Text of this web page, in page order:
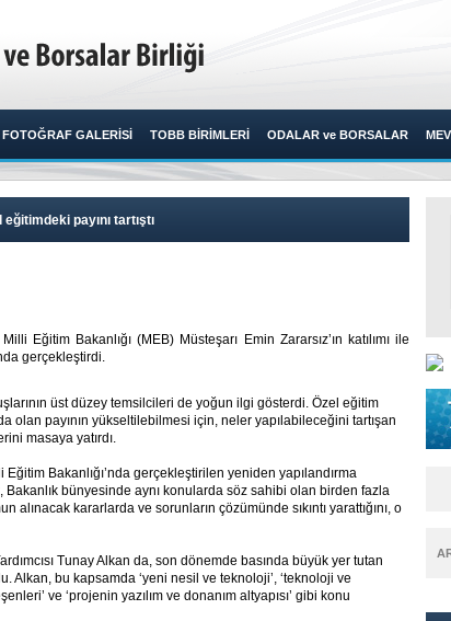
FOTOĞRAF GALERİSİ TOBB BİRİMLERİ ODALAR ve BORSALAR
payını tartıştı
Eğitim Bakanlığı (MEB) Müsteşarı Emin Zararsız’ın katılımı ile
gerçekleştirdi.​
üst düzey temsilcileri de yoğun ilgi gösterdi. Özel eğitim
olan payının yükseltilebilmesi için, neler yapılabileceğini tartışan
masaya yatırdı.
Eğitim Bakanlığı’nda gerçekleştirilen yeniden yapılandırma
Bakanlık bünyesinde aynı konularda söz sahibi olan birden fazla
kararlarda ve sorunların çözümünde sıkıntı yarattığını, o
Tunay Alkan da, son dönemde basında büyük yer tutan
Alkan, bu kapsamda ‘yeni nesil ve teknoloji’, ‘teknoloji ve
ve ‘projenin yazılım ve donanım altyapısı’ gibi konu